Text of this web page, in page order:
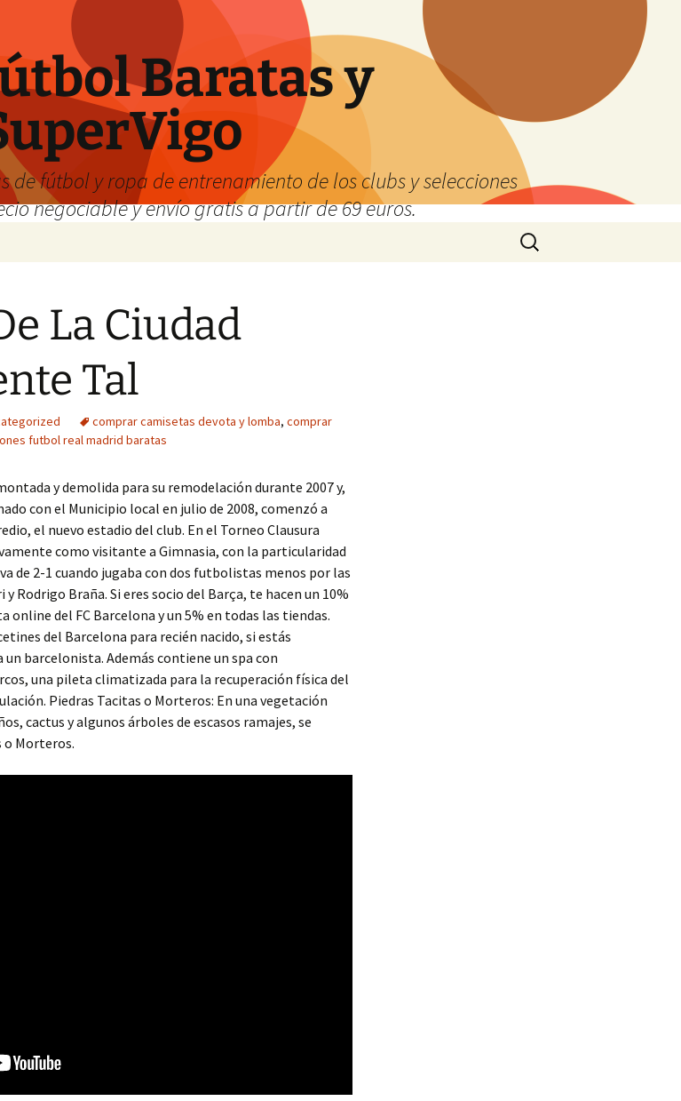
Baratas y
fútbol y ropa de entrenamiento de los clubs y selecciones
negociable y envío gratis a partir de 69 euros.
Buscar:
La Ciudad
Tal
comprar camisetas devota y lomba, comprar
futbol real madrid baratas
y demolida para su remodelación durante 2007 y,
con el Municipio local en julio de 2008, comenzó a
el nuevo estadio del club. En el Torneo Clausura
como visitante a Gimnasia, con la particularidad
de 2-1 cuando jugaba con dos futbolistas menos por las
Rodrigo Braña. Si eres socio del Barça, te hacen un 10%
online del FC Barcelona y un 5% en todas las tiendas.
del Barcelona para recién nacido, si estás
un barcelonista. Además contiene un spa con
una pileta climatizada para la recuperación física del
Piedras Tacitas o Morteros: En una vegetación
cactus y algunos árboles de escasos ramajes, se
o Morteros.